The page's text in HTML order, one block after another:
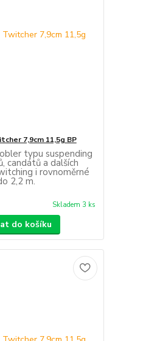
7,9cm 11,5g BP
typu suspending
candátů a dalších
i rovnoměrné
2,2 m.
Skladem 3 ks
do košíku